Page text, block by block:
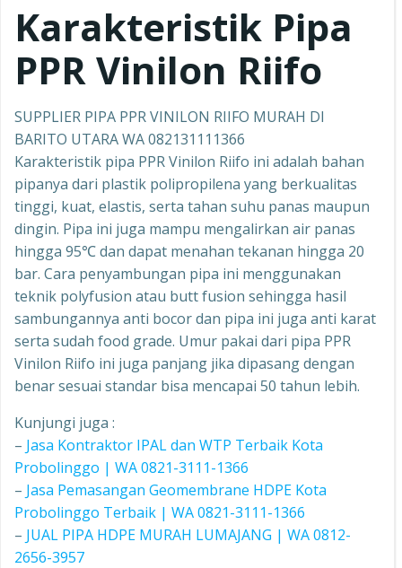
Karakteristik Pipa
PPR Vinilon Riifo
SUPPLIER PIPA PPR VINILON RIIFO MURAH DI
BARITO UTARA WA 082131111366
Karakteristik pipa PPR Vinilon Riifo ini adalah bahan
pipanya dari plastik polipropilena yang berkualitas
tinggi, kuat, elastis, serta tahan suhu panas maupun
dingin. Pipa ini juga mampu mengalirkan air panas
hingga 95℃ dan dapat menahan tekanan hingga 20
bar. Cara penyambungan pipa ini menggunakan
teknik polyfusion atau butt fusion sehingga hasil
sambungannya anti bocor dan pipa ini juga anti karat
serta sudah food grade. Umur pakai dari pipa PPR
Vinilon Riifo ini juga panjang jika dipasang dengan
benar sesuai standar bisa mencapai 50 tahun lebih.
Kunjungi juga :
– Jasa Kontraktor IPAL dan WTP Terbaik Kota
Probolinggo | WA 0821-3111-1366
– Jasa Pemasangan Geomembrane HDPE Kota
Probolinggo Terbaik | WA 0821-3111-1366
– JUAL PIPA HDPE MURAH LUMAJANG | WA 0812-
2656-3957